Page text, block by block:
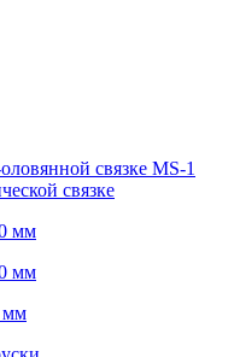
связке MS-1
связке
мм
мм
мм